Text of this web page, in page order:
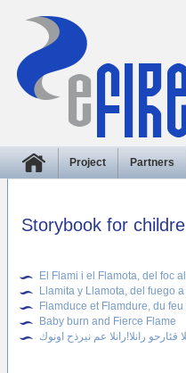
Project Partners
Storybook for
El Flami i el Flamota, del foc
Llamita y Llamota, del fuego
Flamduce et Flamdure, du
Baby burn and Fierce Flame
قئارحو رانلا!رانلا عم نيرذح اونوك